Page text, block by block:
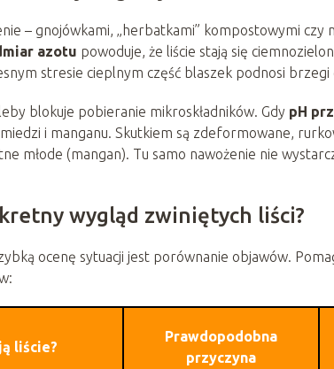
– gnojówkami, „herbatkami” kompostowymi czy
azotu powoduje, że liście stają się
stresie cieplnym część blaszek podnosi brzegi
blokuje pobieranie mikroskładników. Gdy pH
i manganu. Skutkiem są zdeformowane,
młode (mangan). Tu samo nawożenie nie
wygląd zwiniętych liści?
ocenę sytuacji jest porównanie objawów.
liście?
Prawdopodobna
przyczyna